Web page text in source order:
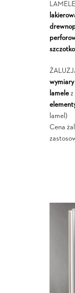
wymiary
lamelez
lamel)
Cena